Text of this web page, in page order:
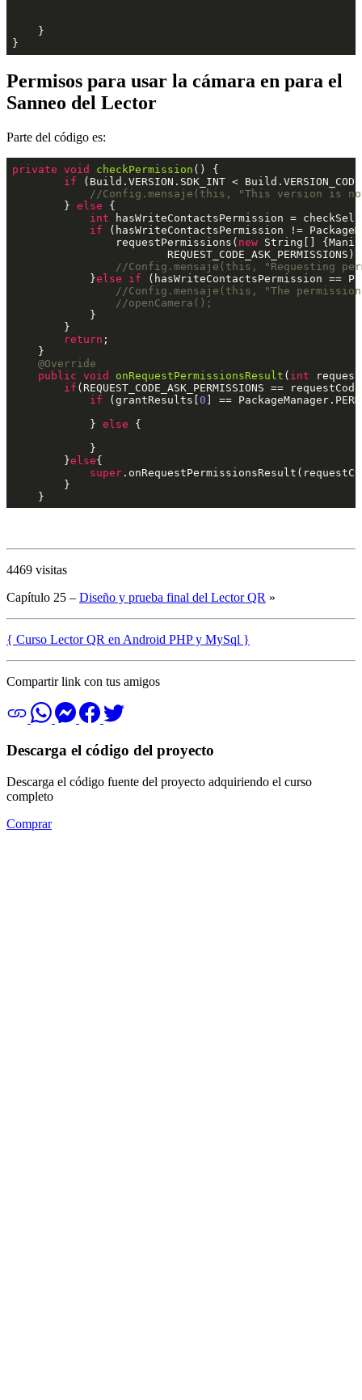
    }
Permisos para usar la cámara en para el
Sanneo del Lector
Parte del código es:
private void checkPermission () {
if (Build.VERSION.SDK_INT <
//Config.mensaje(this, "This version is
        }
else {
int hasWriteContactsPermission =
if (hasWriteContactsPermission !=
                requestPermissions(
new String[]
                        REQUEST_CODE_ASK_PERMISSIONS);
//Config.mensaje(this, "Requesting
            }
else if (hasWriteContactsPermission ==
//Config.mensaje(this, "The
//openCamera();
            }
        }
return ;
    }
@Override
public void onRequestPermissionsResult ( int
if (REQUEST_CODE_ASK_PERMISSIONS ==
if (grantResults[ 0 ] ==
            }
else {
            }
        }
else{
super
        }
4469 visitas
Capítulo 25 – Diseño y prueba final del Lector QR »
{ Curso Lector QR en Android PHP y MySql }
Compartir link con tus amigos
Descarga el código del proyecto
Descarga el código fuente del proyecto adquiriendo el curso
completo
Comprar